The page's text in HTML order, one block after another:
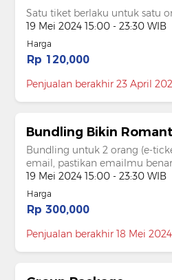
Satu tiket berlaku untuk satu
19 Mei 2024 15:00 - 23:30 WIB
Harga
Rp 120,000
Penjualan berakhir 23 April
Bundling Bikin
Bundling untuk 2 orang (e-
email, pastikan emailmu
19 Mei 2024 15:00 - 23:30 WIB
Harga
Rp 300,000
Penjualan berakhir 18 Mei